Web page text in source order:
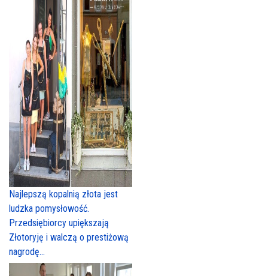
Najlepszą kopalnią złota jest
ludzka pomysłowość.
Przedsiębiorcy upiększają
Złotoryję i walczą o prestiżową
nagrodę...